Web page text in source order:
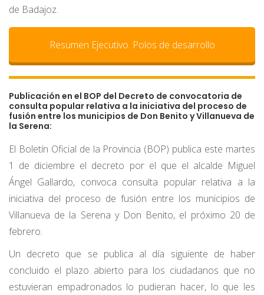
de Badajoz.
Resumen Ejecutivo. Polos de desarrollo
Publicación en el BOP del Decreto de convocatoria de
consulta popular relativa a la iniciativa del proceso de
fusión entre los municipios de Don Benito y Villanueva de
la Serena:
El Boletín Oficial de la Provincia (BOP) publica este martes
1 de diciembre el decreto por el que el alcalde Miguel
Ángel Gallardo, convoca consulta popular relativa a la
iniciativa del proceso de fusión entre los municipios de
Villanueva de la Serena y Don Benito, el próximo 20 de
febrero.
Un decreto que se publica al día siguiente de haber
concluido el plazo abierto para los ciudadanos que no
estuvieran empadronados lo pudieran hacer, lo que les